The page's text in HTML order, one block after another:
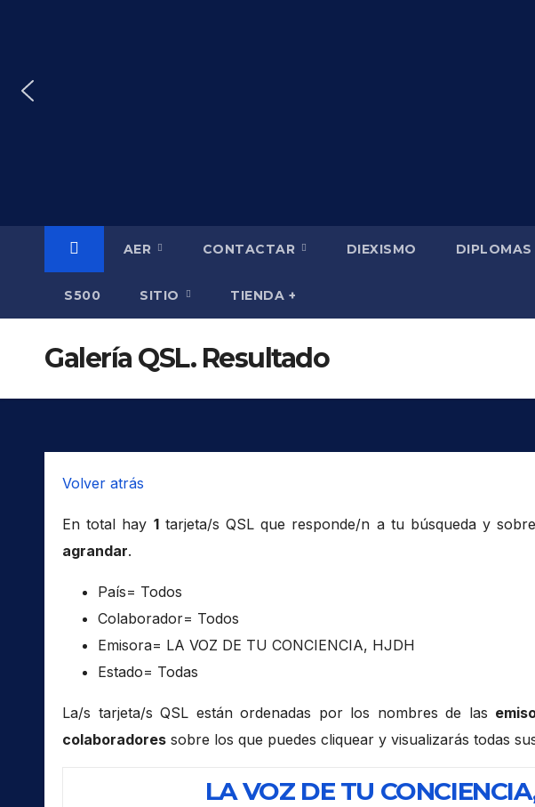
AER CONTACTAR DIEXISMO DIPLOMAS
S500 SITIO TIENDA +
Galería QSL. Resultado
Volver atrás
En total hay 1tarjeta/s QSL que responde/n a tu búsqueda y
agrandar.
País= Todos
Colaborador= Todos
Emisora= LA VOZ DE TU CONCIENCIA, HJDH
Estado= Todas
La/s tarjeta/s QSL están ordenadas por los nombres de las
colaboradores sobre los que puedes cliquear y visualizarás todas
LA VOZ DE TU